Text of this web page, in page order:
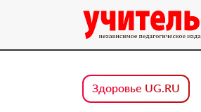
Здоровье UG.RU